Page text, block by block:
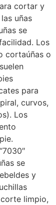
cortar y
uñas
se
Los
cortaúñas o
para
curvos,
Los
se
y
limpio,